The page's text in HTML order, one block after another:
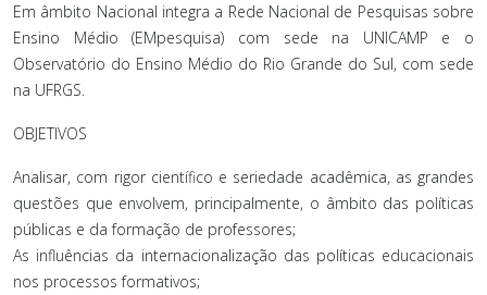
Em âmbito Nacional integra a Rede Nacional de Pesquisas sobre
Ensino Médio (EMpesquisa) com sede na UNICAMP e o
Observatório do Ensino Médio do Rio Grande do Sul, com sede
na UFRGS.
OBJETIVOS
Analisar, com rigor científico e seriedade acadêmica, as grandes
questões que envolvem, principalmente, o âmbito das políticas
públicas e da formação de professores;
As influências da internacionalização das políticas educacionais
nos processos formativos;